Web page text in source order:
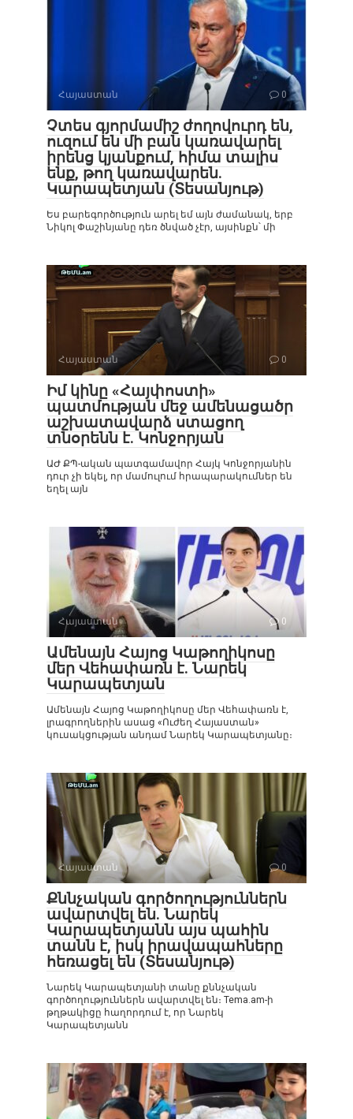
Հայաստան 0
Չտես գյորմամիշ ժողովուրդ են,
ուզում են մի բան կառավարել
իրենց կյանքում, հիմա տալիս
ենք, թող կառավարեն.
Կարապետյան (Տեսանյութ)
Ես բարեգործություն արել եմ այն ժամանակ, երբ
Նիկոլ Փաշինյանը դեռ ծնված չէր, այսինքն՝ մի
Հայաստան 0
Իմ կինը «Հայփոստի»
պատմության մեջ ամենացածր
աշխատավարձ ստացող
տնօրենն է. Կոնջորյան
ԱԺ ՔՊ-ական պատգամավոր Հայկ Կոնջորյանին
դուր չի եկել, որ մամուլում հրապարակումներ են
եղել այն
Հայաստան 0
Ամենայն Հայոց Կաթողիկոսը
մեր Վեհափառն է. Նարեկ
Կարապետյան
Ամենայն Հայոց Կաթողիկոսը մեր Վեհափառն է,
լրագրողներին ասաց «Ուժեղ Հայաստան»
կուսակցության անդամ Նարեկ Կարապետյանը։
Հայաստան 0
Քննչական գործողություններն
ավարտվել են. Նարեկ
Կարապետյանն այս պահին
տանն է, իսկ իրավապահները
հեռացել են (Տեսանյութ)
Նարեկ Կարապետյանի տանը քննչական
գործողություններն ավարտվել են։ Tema.am-ի
թղթակիցը հաղորդում է, որ Նարեկ
Կարապետյանն